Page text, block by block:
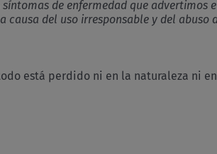
de enfermedad que advertimos
del uso irresponsable y del abuso
está perdido ni en la naturaleza ni